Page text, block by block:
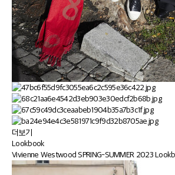
더보기
Lookbook
Vivienne Westwood SPRING-SUMMER 2023